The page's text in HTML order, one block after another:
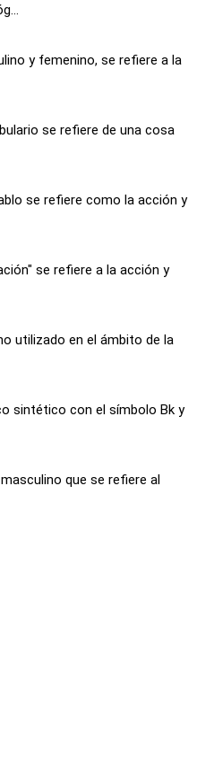
y femenino, se refiere a la
se refiere de una cosa
se refiere como la acción y
se refiere a la acción y
utilizado en el ámbito de la
sintético con el símbolo Bk y
que se refiere al